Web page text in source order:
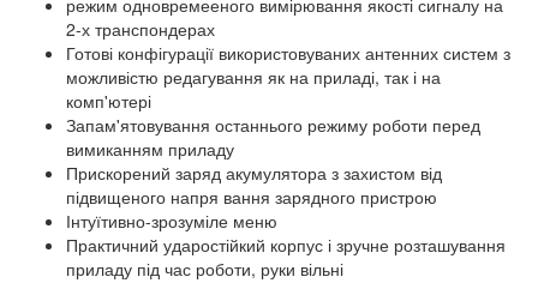
режим одновремееного вимірювання якості сигналу на
2-х транспондерах
Готові конфігурації використовуваних антенних систем з
можливістю редагування як на приладі, так і на
комп'ютері
Запам'ятовування останнього режиму роботи перед
вимиканням приладу
Прискорений заряд акумулятора з захистом від
підвищеного напря вання зарядного пристрою
Інтуїтивно-зрозуміле меню
Практичний ударостійкий корпус і зручне розташування
приладу під час роботи, руки вільні